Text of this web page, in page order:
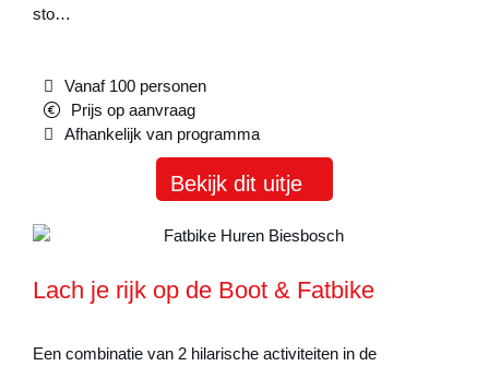
sto…
Vanaf 100 personen
Prijs op aanvraag
Afhankelijk van programma
Bekijk dit uitje
Lach je rijk op de Boot & Fatbike
Een combinatie van 2 hilarische activiteiten in de